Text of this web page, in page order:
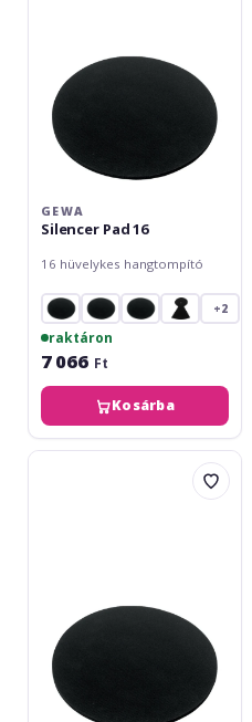
GEWA
Silencer Pad 16
16 hüvelykes hangtompító
+2
raktáron
7 066 Ft
Kosárba
Gewa